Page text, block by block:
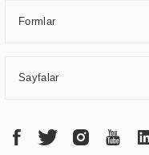
Formlar
Sayfalar